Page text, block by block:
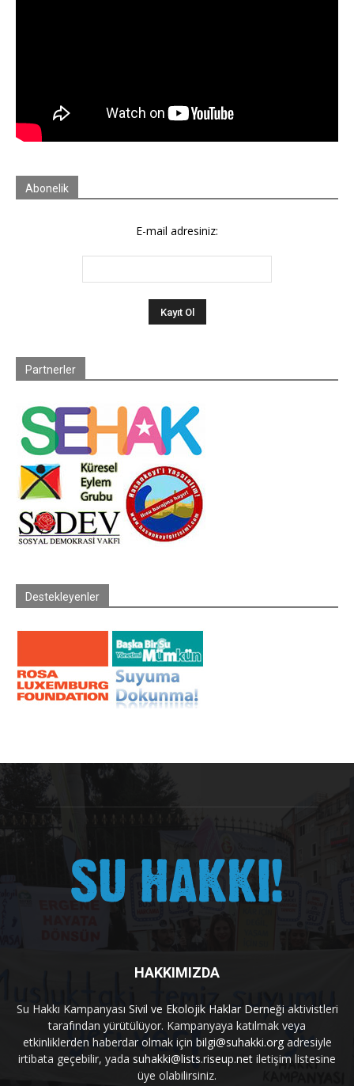
Abonelik
E-mail adresiniz:
Partnerler
Destekleyenler
HAKKIMIZDA
Su Hakkı Kampanyası Sivil ve Ekolojik Haklar Derneği aktivistleri
tarafından yürütülüyor. Kampanyaya katılmak veya
etkinliklerden haberdar olmak için bilgi@suhakki.orgadresiyle
irtibata geçebilir, yada suhakki@lists.riseup.net iletişim listesine
üye olabilirsiniz.